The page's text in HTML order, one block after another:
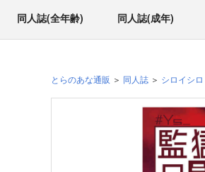
同人誌(全年齢) 同人誌(成年)
とらのあな通販 同人誌 シロイシロ